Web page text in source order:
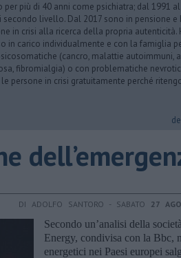
più di 40 anni come psichiatra; dal 1991
livello. Dal 2017 sono in pensione e
in crisi alla ricerca della propria autenticità.
in carico individualmente e con la famiglia
(cancro, malattie autoimmuni,
fibromialgia) o con problematiche
persone in crisi gratuitamente perché ritengo
DI ADOLFO SANTORO - SABATO 27
Secondo un’analisi della
Energy, condivisa con la Bbc,
energetici nei Paesi europei